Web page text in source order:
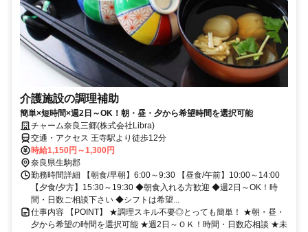
介護施設の調理補助
簡単×短時間×週2日～OK！朝・昼・夕から希望時間を選択可能
チャーム奈良三郷(株式会社Libra)
交通・アクセス 王寺駅より徒歩12分
時給1,150円～1,300円
奈良県生駒郡
勤務時間詳細 【朝食/早朝】6:00～9:30 【昼食/午前】10:00～14:00
【夕食/夕方】15:30～19:30 ◆朝食入れる方歓迎 ◆週2日～OK！時
間・日数ご相談下さい ◆シフトは希望...
仕事内容 【POINT】 ★調理スキル不要◎とっても簡単！ ★朝・昼・
夕から希望の時間を選択可能 ★週2日～ＯＫ！時間・日数応相談 ★未